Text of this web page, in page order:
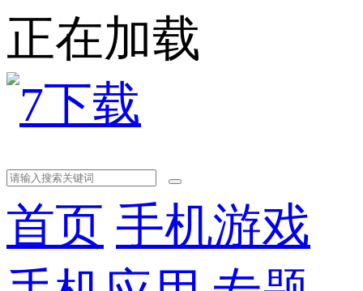
正在加载
首页 手机游戏